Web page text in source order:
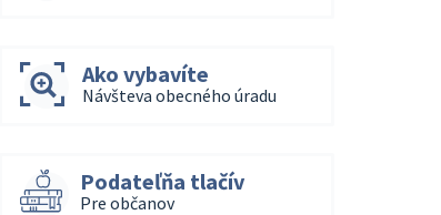
Ako vybavíte
Návšteva obecného úradu
Podateľňa tlačív
Pre občanov